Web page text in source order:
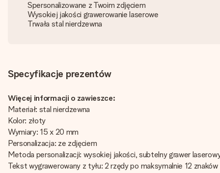
Spersonalizowane z Twoim zdjęciem
Wysokiej jakości grawerowanie laserowe
Trwała stal nierdzewna
Specyfikacje prezentów
Więcej informacji o zawieszce:
Materiał: stal nierdzewna
Kolor: złoty
Wymiary: 15 x 20 mm
Personalizacja: ze zdjęciem
Metoda personalizacji: wysokiej jakości, subtelny grawer
Tekst wygrawerowany z tyłu: 2 rzędy po maksymalnie 12 znaków